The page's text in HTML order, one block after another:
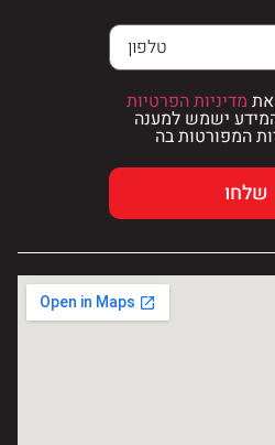
מדיניות הפרטיות
ישמש למענה
המפורטות בה